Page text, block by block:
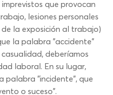
imprevistos que provocan
lesiones personales
la exposición al trabajo)
la palabra "accidente"
deberíamos
laboral. En su lugar,
palabra "incidente", que
o suceso".